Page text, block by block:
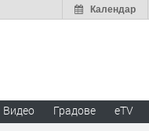
Календар
Видео Градове eTV